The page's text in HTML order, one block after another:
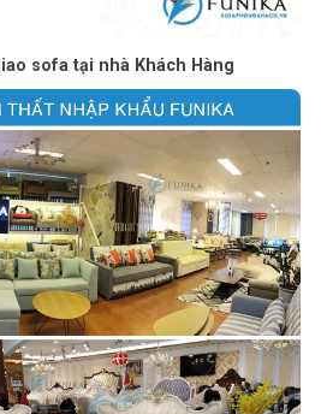
sofa tại nhà Khách Hàng